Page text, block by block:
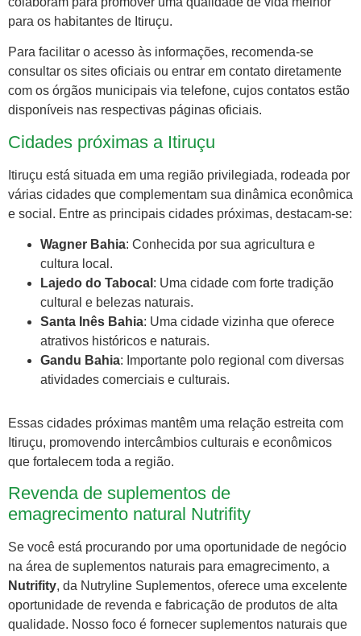
para os habitantes de Itiruçu.
Para facilitar o acesso às informações, recomenda-se
consultar os sites oficiais ou entrar em contato diretamente
com os órgãos municipais via telefone, cujos contatos estão
disponíveis nas respectivas páginas oficiais.
Cidades próximas a Itiruçu
Itiruçu está situada em uma região privilegiada, rodeada por
várias cidades que complementam sua dinâmica econômica
e social. Entre as principais cidades próximas, destacam-se:
Wagner Bahia: Conhecida por sua agricultura e
cultura local.
Lajedo do Tabocal : Uma cidade com forte tradição
cultural e belezas naturais.
Santa Inês Bahia: Uma cidade vizinha que oferece
atrativos históricos e naturais.
Gandu Bahia: Importante polo regional com diversas
atividades comerciais e culturais.
Essas cidades próximas mantêm uma relação estreita com
Itiruçu, promovendo intercâmbios culturais e econômicos
que fortalecem toda a região.
Revenda de suplementos de
emagrecimento natural Nutrifity
Se você está procurando por uma oportunidade de negócio
na área de suplementos naturais para emagrecimento, a
Nutrifity, da Nutryline Suplementos, oferece uma excelente
oportunidade de revenda e fabricação de produtos de alta
qualidade. Nosso foco é fornecer suplementos naturais que